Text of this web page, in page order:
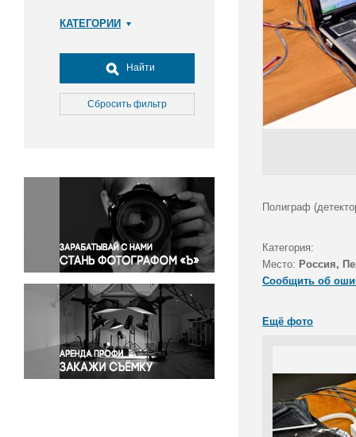
КАТЕГОРИИ
Досуг, туризм и отдых
Культура
Медицина
Окружающая среда
Политика
Правосудие
Происшествия и конфликты
Религия
Светская жизнь
Спорт
Экология
Экономика и бизнес
Найти
Сбросить фильтр
Полиграф
Категория:
Место: Россия,
Сообщить об
Ещё фото